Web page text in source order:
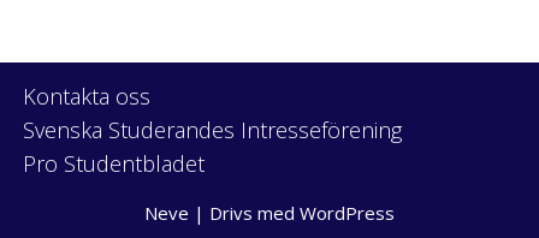
Kontakta oss
Svenska Studerandes Intresseförening
Pro Studentbladet
Neve | Drivs med WordPress